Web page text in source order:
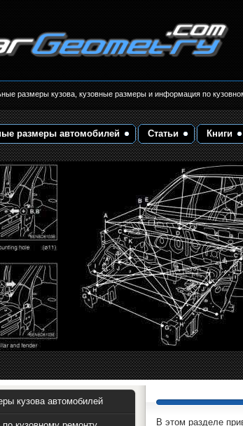
кузовные размеры. Геометрия кузова
размеры кузова, кузовные размеры и информация по
размеры автомобилей Статьи Книги
В этом разделе
кузова автомобилей